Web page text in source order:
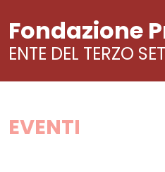
Vai
Fondazione
ENTE DEL TERZO
EVENTI